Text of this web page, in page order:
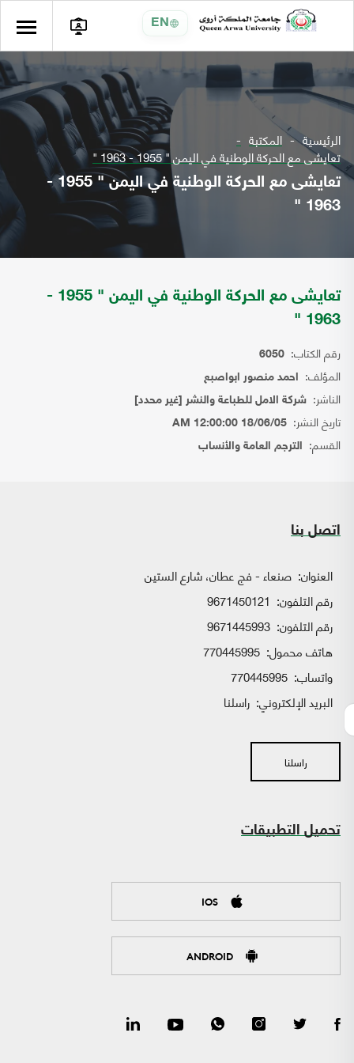
EN
الرئيسية المكتبة
تعايشى مع الحركة الوطنية في اليمن " 1955 - 1963 "
تعايشى مع الحركة الوطنية في اليمن " 1955 -
1963 "
تعايشى مع الحركة الوطنية في اليمن " 1955 -
1963 "
رقم الكتاب: 6050
المؤلف: احمد منصور ابواصبع
الناشر: شركة الامل للطباعة والنشر [غير محدد]
تاريخ النشر: 18/06/05 12:00:00 AM
القسم: الترجم العامة والأنساب
اتصل بنا
العنوان: صنعاء - فج عطان، شارع الستين
رقم التلفون: 9671450121
رقم التلفون: 9671445993
هاتف محمول: 770445995
واتساب:
البريد الإلكتروني: راسلنا
راسلنا
تحميل التطبيقات
IOS
ANDROID